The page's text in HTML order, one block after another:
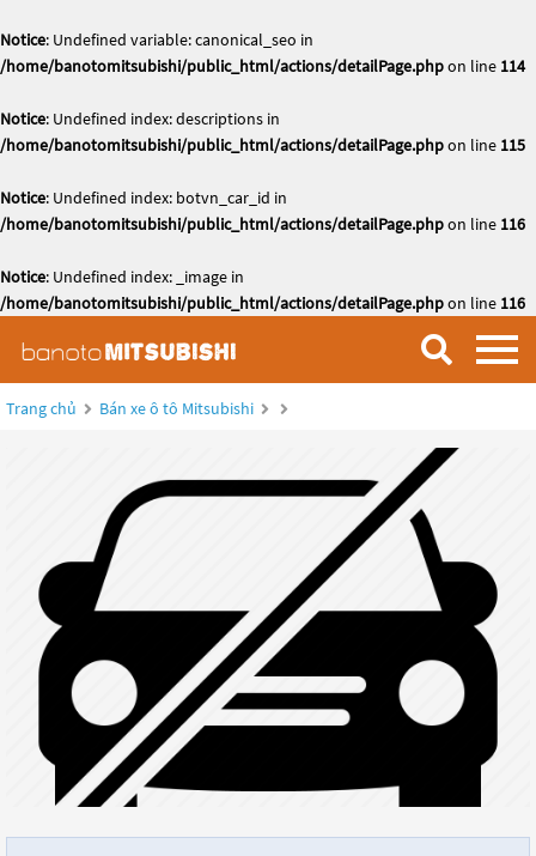
Notice: Undefined variable: canonical_seo in
/home/banotomitsubishi/public_html/actions/detailPage.phpon line 114
Notice: Undefined index: descriptions in
/home/banotomitsubishi/public_html/actions/detailPage.phpon line 115
Notice: Undefined index: botvn_car_id in
/home/banotomitsubishi/public_html/actions/detailPage.phpon line 116
Notice: Undefined index: _image in
/home/banotomitsubishi/public_html/actions/detailPage.phpon line 116
Trang chủ Bán xe ô tô Mitsubishi